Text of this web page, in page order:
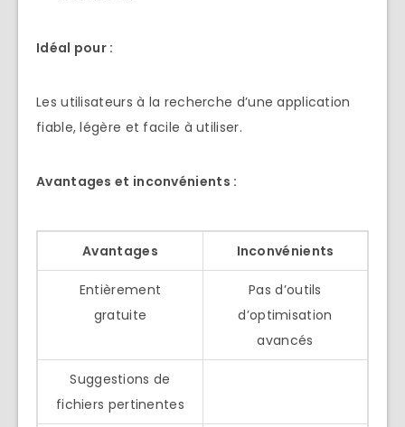
Idéal pour :
Les utilisateurs à la recherche d’une application
fiable, légère et facile à utiliser.
Avantages et inconvénients :
Avantages Inconvénients
Entièrement
gratuite
Pas d’outils
d’optimisation
avancés
Suggestions de
fichiers pertinentes